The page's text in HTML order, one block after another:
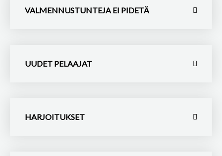
VALMENNUSTUNTEJA EI PIDETÄ
UUDET PELAAJAT
HARJOITUKSET